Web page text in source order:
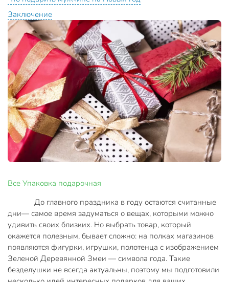
Заключение
Все Упаковка подарочная
До главного праздника в году остаются считанные
дни— самое время задуматься о вещах, которыми можно
удивить своих близких. Но выбрать товар, который
окажется полезным, бывает сложно: на полках магазинов
появляются фигурки, игрушки, полотенца с изображением
Зеленой Деревянной Змеи — символа года. Такие
безделушки не всегда актуальны, поэтому мы подготовили